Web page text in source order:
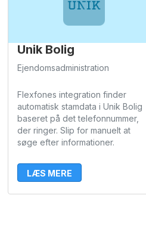
Unik Bolig
Ejendomsadministration
Flexfones integration finder
automatisk stamdata i Unik Bolig
baseret på det telefonnummer,
der ringer. Slip for manuelt at
søge efter informationer.
LÆS MERE